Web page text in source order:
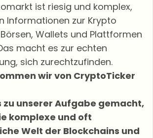
ist riesig und komplex,
Informationen zur Krypto
Wallets und Plattformen
macht es zur echten
sich zurechtzufinden.
wir von CryptoTicker
zu unserer Aufgabe gemacht,
komplexe und oft
Welt der Blockchains und